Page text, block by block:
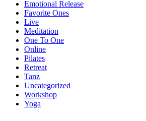
Emotional Release
Favorite Ones
Live
Meditation
One To One
Online
Pilates
Retreat
Tanz
Uncategorized
Workshop
Yoga